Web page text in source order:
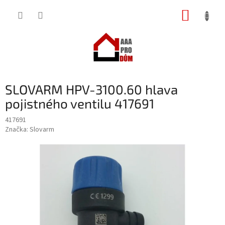
SLOVARM HPV-3100.60 hlava
pojistného ventilu 417691
417691
Značka: Slovarm